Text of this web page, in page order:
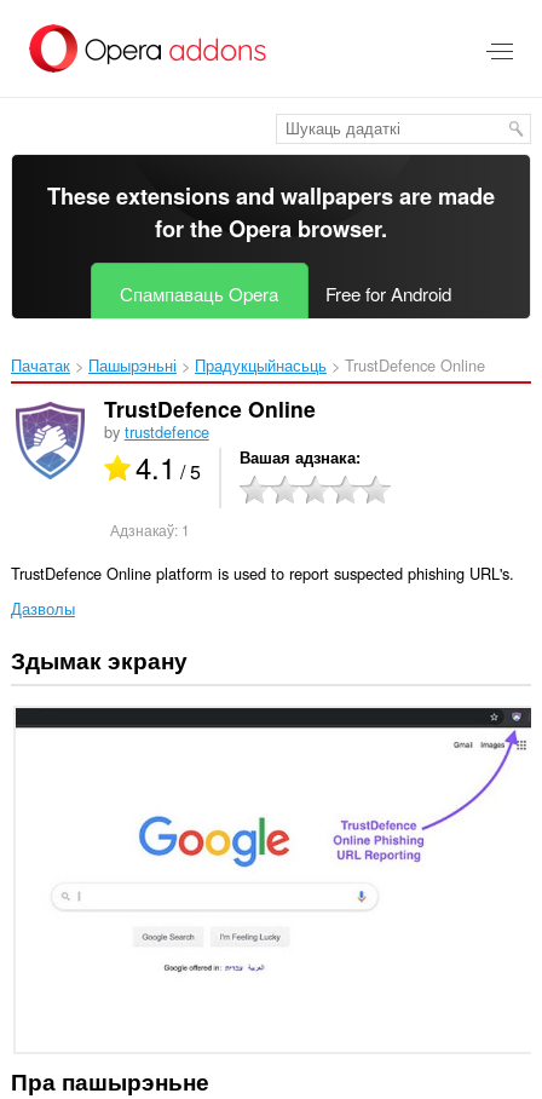
асноўнага
These extensions and wallpapers are made
for theOpera browser.
Спампаваць Opera Free for Android
Пачатак Пашырэньні Прадукцыйнасьць TrustDefence Online‎
TrustDefence Online
by trustdefence
4.1 / 5 Вашая адзнака
Адзнакаў: 1
TrustDefence Online platform is used to report suspected phishing URL's.
Дазволы
Гэта
пашырэнне
Здымак экрану
Пра пашырэньне